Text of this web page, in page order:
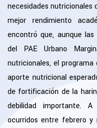
necesidades nutricionales
mejor rendimiento
encontró que, aunque
del PAE Urbano
nutricionales, el
aporte nutricional
de fortificación de la
debilidad importante.
ocurridos entre febrero y